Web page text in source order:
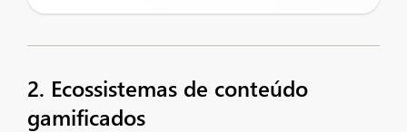
2. Ecossistemas de conteúdo
gamificados